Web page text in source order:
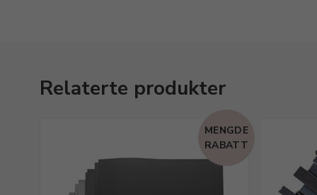
Relaterte produkter
MENGDE
RABATT